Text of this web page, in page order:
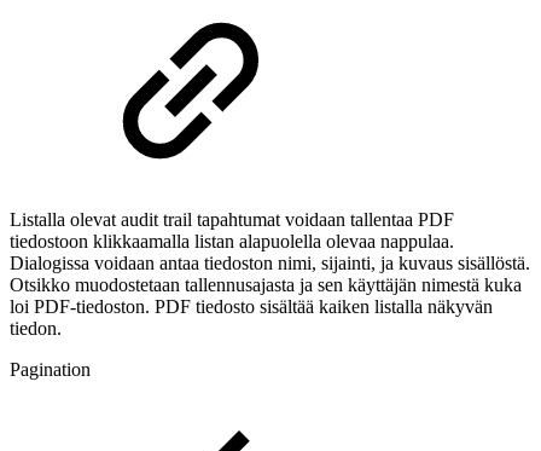
Listalla olevat audit trail tapahtumat voidaan tallentaa PDF
tiedostoon klikkaamalla listan alapuolella olevaa nappulaa.
Dialogissa voidaan antaa tiedoston nimi, sijainti, ja kuvaus sisällöstä.
Otsikko muodostetaan tallennusajasta ja sen käyttäjän nimestä kuka
loi PDF-tiedoston. PDF tiedosto sisältää kaiken listalla näkyvän
tiedon.
Pagination